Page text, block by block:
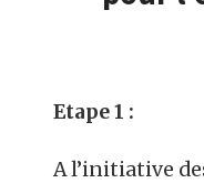
Etape 1 :
A l’initiative